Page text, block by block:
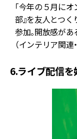
「今年の５月に
部』を友人とつ
参加。開放感が
（インテリア関連
6.ライブ配信を